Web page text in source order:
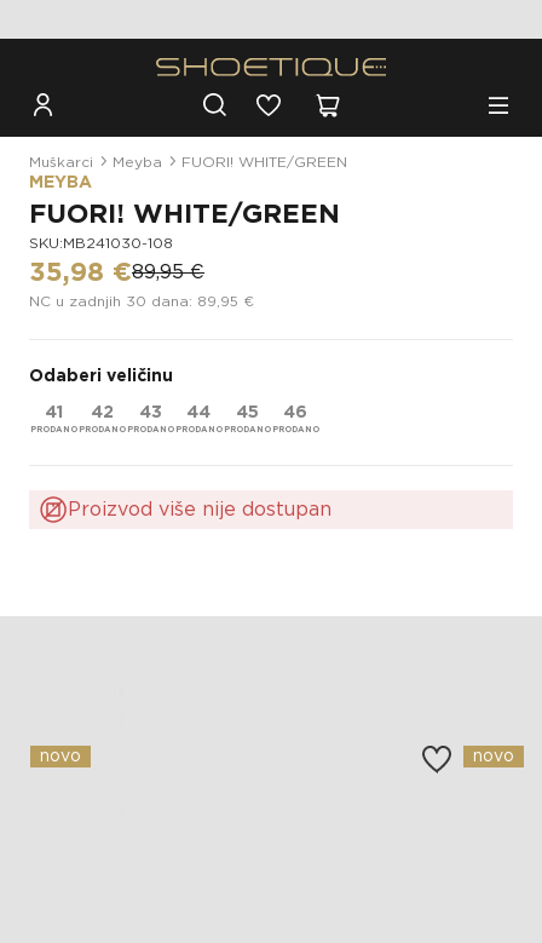
Muškarci Meyba FUORI! WHITE/GREEN
MEYBA
FUORI! WHITE/GREEN
SKU:MB241030-108
35,98 €89,95 €
NC u zadnjih 30 dana: 89,95 €
Odaberi veličinu
41
42 43 44 45 46
Proizvod više nije dostupan
novo novo